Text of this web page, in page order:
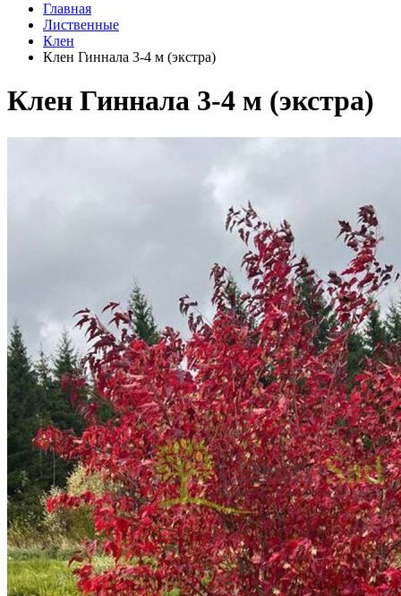
Главная
Лиственные
Клен
Клен Гиннала 3-4 м (экстра)
Клен Гиннала 3-4 м (экстра)